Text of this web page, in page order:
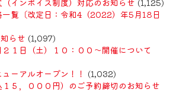
一覧〔改定日：令和4（2022）年5月18日
らせ (1,097)
２１日（土）１０：００～開催について
ーアルオープン！！ (1,032)
１５，０００円）のご予約締切のお知らせ